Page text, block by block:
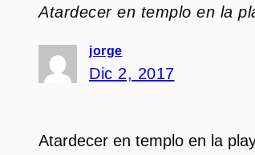
Atardecer en templo en la
jorge
Dic 2, 2017
Atardecer en templo en la